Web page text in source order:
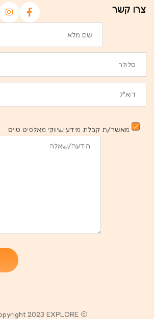
צרו קשר
מאשר/ת קבלת מידע שיווקי מאלפיט טויס